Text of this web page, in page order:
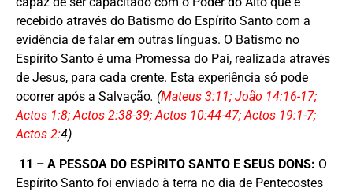
recebido através do Batismo do Espírito Santo com a
evidência de falar em outras línguas. O Batismo no
Espírito Santo é uma Promessa do Pai, realizada através
de Jesus, para cada crente. Esta experiência só pode
ocorrer após a Salvação. (Mateus 3:11; João 14:16-17;
Actos 1:8; Actos 2:38-39; Actos 10:44-47; Actos 19:1-7;
Actos 2:4)
11 – A PESSOA DO ESPÍRITO SANTO E SEUS DONS: O
Espírito Santo foi enviado à terra no dia de Pentecostes